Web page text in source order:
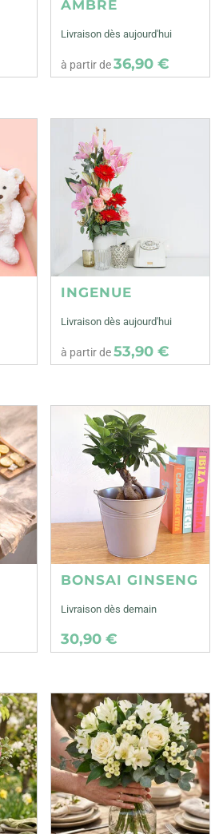
AMBRE
Livraison dès aujourd'hui
à partir de36,90 €
INGENUE
Livraison dès aujourd'hui
à partir de53,90 €
BONSAI GINSENG
Livraison dès demain
30,90 €